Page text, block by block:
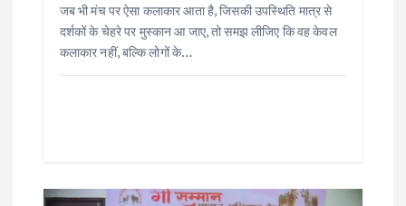
जब भी मंच पर ऐसा कलाकार आता है, जिसकी उपस्थिति मात्र से
दर्शकों के चेहरे पर मुस्कान आ जाए, तो समझ लीजिए कि वह केवल
कलाकार नहीं, बल्कि लोगों के…